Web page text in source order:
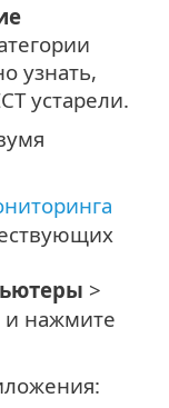
узнать,
устарели.
>
и нажмите